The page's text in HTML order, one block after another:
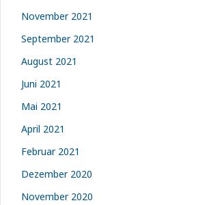
November 2021
September 2021
August 2021
Juni 2021
Mai 2021
April 2021
Februar 2021
Dezember 2020
November 2020